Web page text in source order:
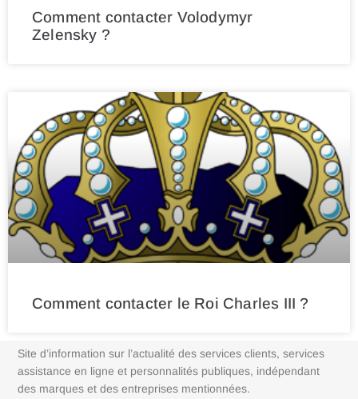
Comment contacter Volodymyr
Zelensky ?
Comment contacter le Roi Charles III ?
Site d’information sur l’actualité des services clients, services
assistance en ligne et personnalités publiques, indépendant
des marques et des entreprises mentionnées.